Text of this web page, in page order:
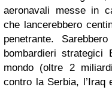
aeronavali messe in
che lancerebbero
penetrante.
bombardieri
mondo (oltre 2
contro la Serbia, l’Iraq